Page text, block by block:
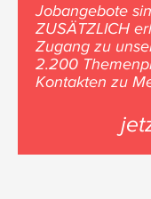
Jobangebote
ZUSÄTZLICH
Zugang zu
2.200
Kontakten zu